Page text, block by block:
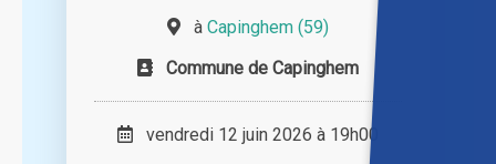
à Capinghem (59)
Commune de Capinghem
vendredi 12 juin 2026 à 19h00